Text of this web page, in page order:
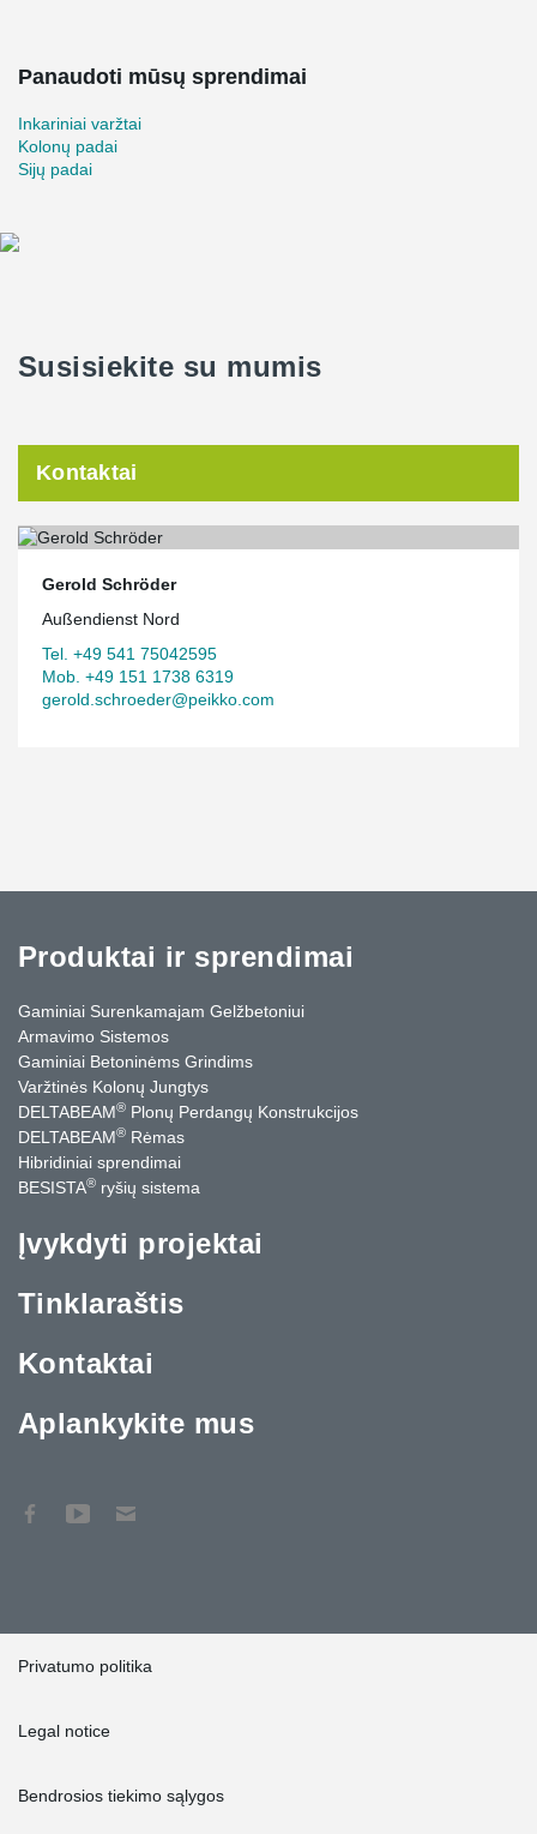
Panaudoti mūsų sprendimai
Inkariniai varžtai
Kolonų padai
Sijų padai
Susisiekite su mumis
Kontaktai
Gerold Schröder
Außendienst Nord
Tel. +49 541 75042595
Mob. +49 151 1738 6319
gerold.schroeder@peikko.com
Produktai ir sprendimai
Gaminiai Surenkamajam Gelžbetoniui
Armavimo Sistemos
Gaminiai Betoninėms Grindims
Varžtinės Kolonų Jungtys
DELTABEAM® Plonų Perdangų Konstrukcijos
DELTABEAM® Rėmas
Hibridiniai sprendimai
BESISTA® ryšių sistema
Įvykdyti projektai
Tinklaraštis
Kontaktai
Aplankykite mus
Privatumo politika
Legal notice
Bendrosios tiekimo sąlygos